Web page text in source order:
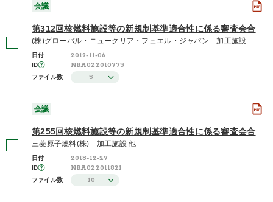
会議
第312回核燃料施設等の新規制基準適合性に係る審査会合
(株)グローバル・ニュークリア・フュエル・ジャパン 加工施設
日付 2019-11-06
ID NRA022010775
ファイル数 5
会議
第255回核燃料施設等の新規制基準適合性に係る審査会合
三菱原子燃料(株) 加工施設 他
日付 2018-12-27
ID NRA022011821
ファイル数 10